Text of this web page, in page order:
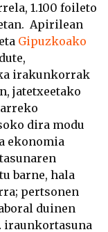
1.100 foileto
Apirilean
Gipuzkoako
irakunkorrak
jatetxeetako
dira modu
ekonomia
barne, hala
pertsonen
duinen
iraunkortasuna